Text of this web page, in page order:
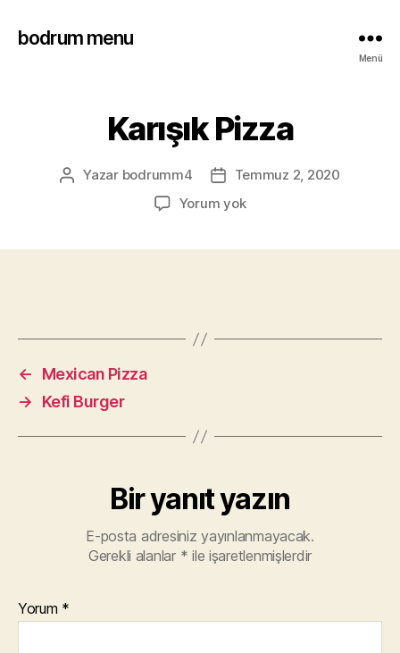
bodrum menu
Menü
Karışık Pizza
Yazar bodrumm4
Temmuz 2, 2020
Yorum yok
←
Mexican Pizza
→
Kefi Burger
Bir yanıt yazın
E-posta adresiniz yayınlanmayacak.
Gerekli alanlar * ile işaretlenmişlerdir
Yorum *